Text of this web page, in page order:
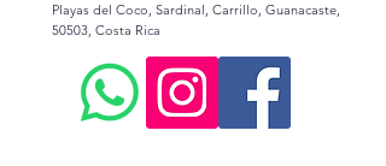
Playas del Coco, Sardinal, Carrillo, Guanacaste,
50503, Costa Rica